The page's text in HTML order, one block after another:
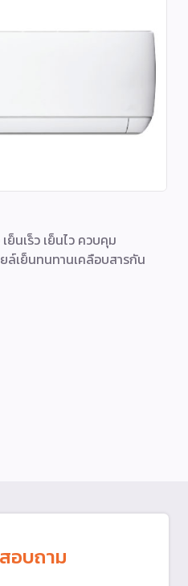
นเร็ว เย็นไว ควบคุม
ล์เย็นทนทานเคลือบสารกัน
สอบถาม